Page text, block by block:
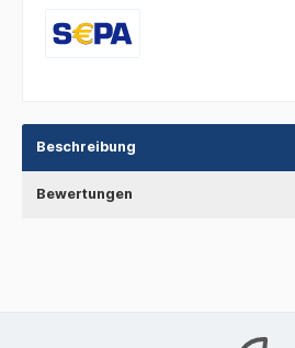
Beschreibung
Bewertungen